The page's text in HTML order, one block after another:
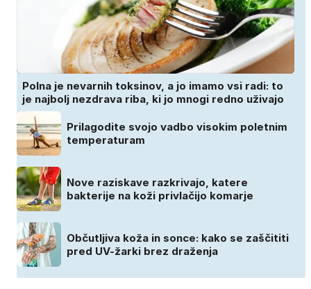
Polna je nevarnih toksinov, a jo imamo vsi radi: to
je najbolj nezdrava riba, ki jo mnogi redno uživajo
Prilagodite svojo vadbo visokim poletnim
temperaturam
Nove raziskave razkrivajo, katere
bakterije na koži privlačijo komarje
Občutljiva koža in sonce: kako se zaščititi
pred UV-žarki brez draženja